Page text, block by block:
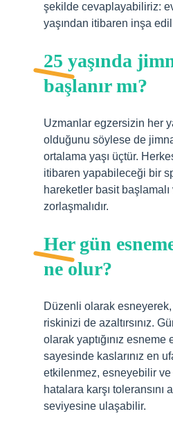
şekilde cevaplayabiliriz:
yaşından itibaren inşa
25 yaşında
başlanır mı?
Uzmanlar egzersizin her
olduğunu söylese de
ortalama yaşı üçtür.
itibaren yapabileceği bir
hareketler basit
zorlaşmalıdır.
Her gün
ne olur?
Düzenli olarak
riskinizi de azaltırsınız.
olarak yaptığınız esneme
sayesinde kaslarınız en
etkilenmez, esneyebilir
hatalara karşı toleransını
seviyesine ulaşabilir.